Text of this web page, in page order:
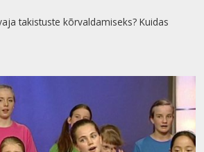
takistuste kõrvaldamiseks? Kuidas